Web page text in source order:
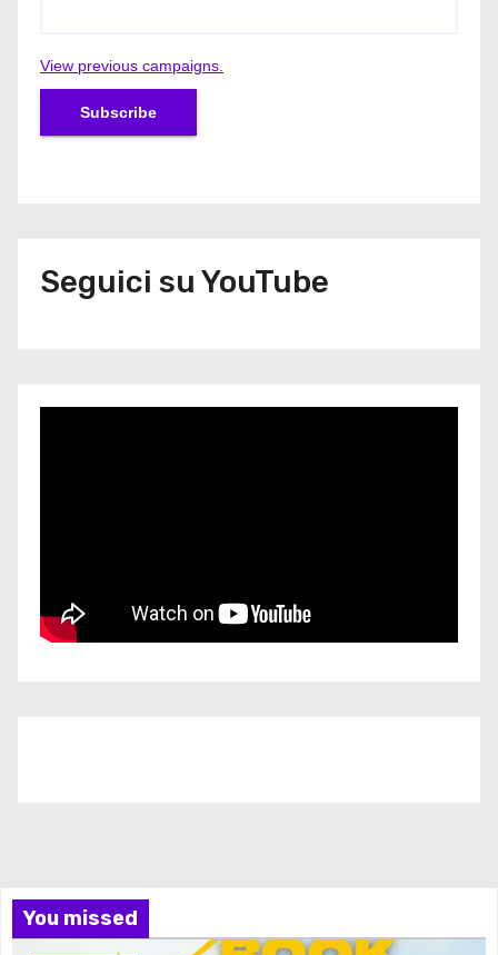
View previous campaigns.
Seguici su YouTube
You missed